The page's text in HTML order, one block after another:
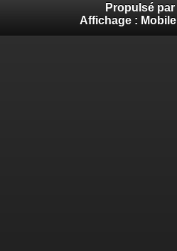
Propulsé par
Affichage : Mobile